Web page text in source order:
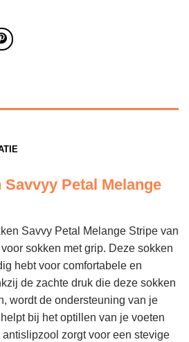
Petal Melange
Savvy Petal Melange Stripe van
sokken met grip. Deze sokken
hebt voor comfortabele en
de zachte druk die deze sokken
wordt de ondersteuning van je
bij het optillen van je voeten
zorgt voor een stevige